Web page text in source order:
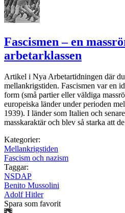
Fascismen – en
arbetarklassen
Artikel i Nya Arbetartidningen där
mellankrigstiden. Fascismen var en
form (små partier eller väldiga
europeiska länder under perioden
1939). I länder som Italien och
masskaraktär och blev så starka att
Kategorier:
Mellankrigstiden
Fascism och nazism
Taggar:
NSDAP
Benito Mussolini
Adolf Hitler
Spara som favorit